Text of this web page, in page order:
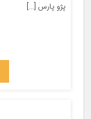
پژو پارس […]